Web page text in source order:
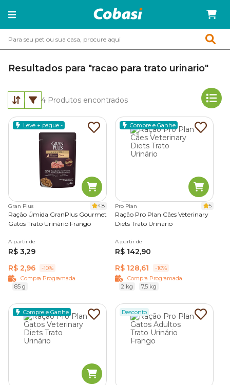
Resultados para "racao para trato urinario"
4 Produtos encontrados
Leve + pague -
Gran Plus 4.8
Ração Úmida GranPlus Gourmet
Gatos Trato Urinário Frango
A partir de
R$ 3,29
R$ 2,96
-10%
Compra Programada
85 g
Compre e Ganhe
Pro Plan 5
Ração Pro Plan Cães Veterinary
Diets Trato Urinário
A partir de
R$ 142,90
R$ 128,61
-10%
Compra Programada
2 kg
7,5 kg
Compre e Ganhe Desconto